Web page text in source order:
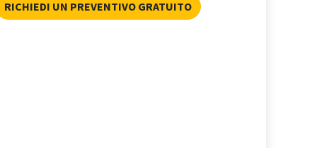
RICHIEDI UN PREVENTIVO GRATUITO